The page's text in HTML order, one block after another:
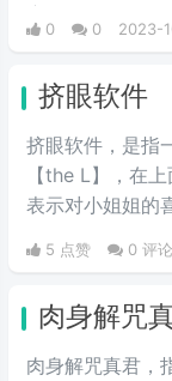
变。
0 0 2023-
挤眼软件
挤眼软件，是指
【the L】，在
表示对小姐姐的
5 点赞 0 评论
肉身解咒
肉身解咒真君，